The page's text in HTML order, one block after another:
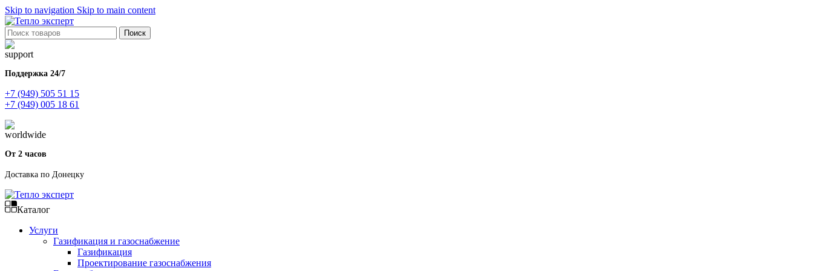
Skip to navigation Skip to main content
Поиск
Поддержка 24/7
+7 (949) 505 51 15
+7 (949) 005 18 61
От 2 часов
Доставка по Донецку
Каталог
Услуги
Газификация и газоснабжение
Газификация
Проектирование газоснабжения